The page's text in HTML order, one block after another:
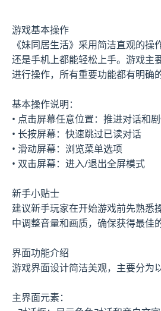
游戏基本操作
《妹同居生活》采用简洁直观的操
还是手机上都能轻松上手。游戏主
进行操作，所有重要功能都有明确
基本操作说明：
• 点击屏幕任意位置：推进对话和
• 长按屏幕：快速跳过已读对话
• 滑动屏幕：浏览菜单选项
• 双击屏幕：进入/退出全屏模式
新手小贴士
建议新手玩家在开始游戏前先熟悉
中调整音量和画质，确保获得最佳
界面功能介绍
游戏界面设计简洁美观，主要分为
主界面元素：